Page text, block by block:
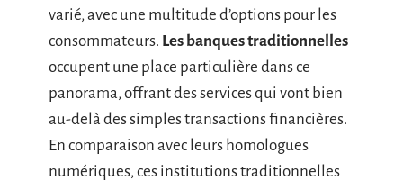
varié, avec une multitude d’options pour les
consommateurs. Les banques traditionnelles
occupent une place particulière dans ce
panorama, offrant des services qui vont bien
au-delà des simples transactions financières.
En comparaison avec leurs homologues
numériques, ces institutions traditionnelles